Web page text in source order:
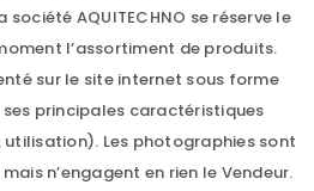
AQUITECHNO se réserve le
l’assortiment de produits.
sur le site internet sous forme
principales caractéristiques
Les photographies sont
n’engagent en rien le Vendeur.